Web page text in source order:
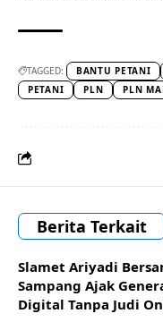
TAGGED: BANTU PETANI
PETANI
PLN PLN
Berita Terkait
Slamet Ariyadi
Sampang Ajak
Digital Tanpa Judi